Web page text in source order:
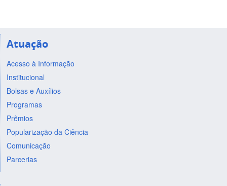
Atuação
Acesso à Informação
Institucional
Bolsas e Auxílios
Programas
Prêmios
Popularização da Ciência
Comunicação
Parcerias